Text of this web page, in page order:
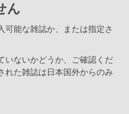
ん
可能な雑誌か、または指定さ
いないかどうか、ご確認くだ
れた雑誌は日本国外からのみ